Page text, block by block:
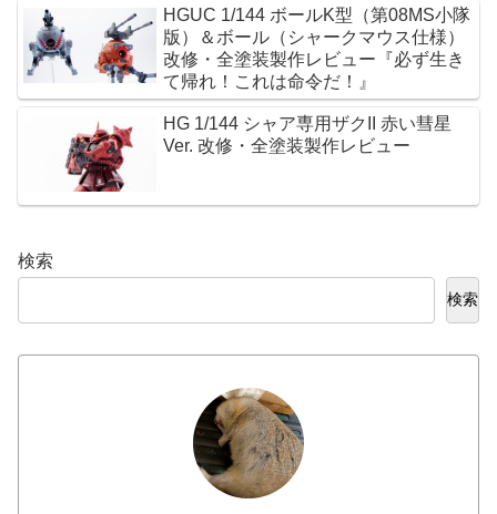
HGUC 1/144 ボールK型（第08MS小隊
版）＆ボール（シャークマウス仕様）
改修・全塗装製作レビュー『必ず生き
て帰れ！これは命令だ！』
HG 1/144 シャア専用ザクII 赤い彗星
Ver. 改修・全塗装製作レビュー
検索
検索